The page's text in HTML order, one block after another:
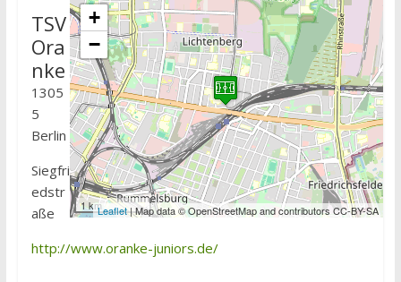
+
−
1 kmLeaflet| Map data © OpenStreetMap and contributors CC-BY-SA
TSV
Ora
nke
1305
5
Berlin
Siegfri
edstr
aße
http://www.oranke-juniors.de/